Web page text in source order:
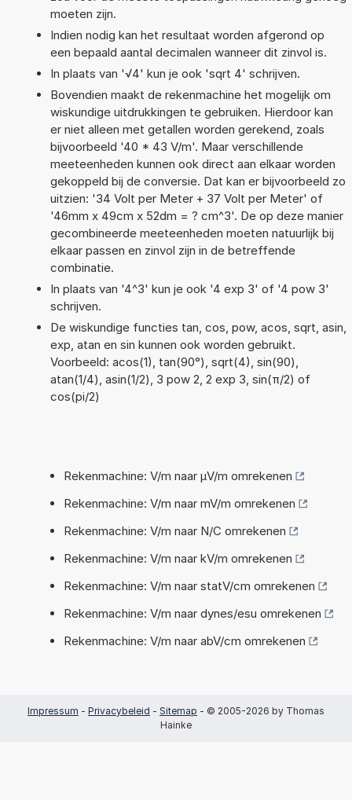
moeten zijn.
Indien nodig kan het resultaat worden afgerond op
een bepaald aantal decimalen wanneer dit zinvol is.
In plaats van '√4' kun je ook 'sqrt 4' schrijven.
Bovendien maakt de rekenmachine het mogelijk om
wiskundige uitdrukkingen te gebruiken. Hierdoor kan
er niet alleen met getallen worden gerekend, zoals
bijvoorbeeld '40 * 43 V/m'. Maar verschillende
meeteenheden kunnen ook direct aan elkaar worden
gekoppeld bij de conversie. Dat kan er bijvoorbeeld zo
uitzien: '34 Volt per Meter + 37 Volt per Meter' of
'46mm x 49cm x 52dm = ? cm^3'. De op deze manier
gecombineerde meeteenheden moeten natuurlijk bij
elkaar passen en zinvol zijn in de betreffende
combinatie.
In plaats van '4^3' kun je ook '4 exp 3' of '4 pow 3'
schrijven.
De wiskundige functies tan, cos, pow, acos, sqrt, asin,
exp, atan en sin kunnen ook worden gebruikt.
Voorbeeld: acos(1), tan(90°), sqrt(4), sin(90),
atan(1/4), asin(1/2), 3 pow 2, 2 exp 3, sin(π/2) of
cos(pi/2)
Rekenmachine: V/m naar µV/m omrekenen
Rekenmachine: V/m naar mV/m omrekenen
Rekenmachine: V/m naar N/C omrekenen
Rekenmachine: V/m naar kV/m omrekenen
Rekenmachine: V/m naar statV/cm omrekenen
Rekenmachine: V/m naar dynes/esu omrekenen
Rekenmachine: V/m naar abV/cm omrekenen
Impressum - Privacybeleid - Sitemap - © 2005-2026 by Thomas
Hainke